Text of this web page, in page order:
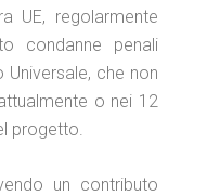
UE, regolarmente
condanne penali
che non
o nei 12
progetto.
un contributo